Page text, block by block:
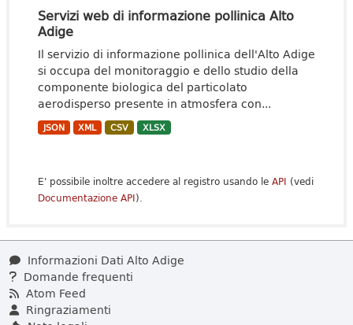
Servizi web di informazione pollinica Alto
Adige
Il servizio di informazione pollinica dell'Alto Adige
si occupa del monitoraggio e dello studio della
componente biologica del particolato
aerodisperso presente in atmosfera con...
JSON XML CSV XLSX
E' possibile inoltre accedere al registro usando le API (vedi
Documentazione API).
Informazioni Dati Alto Adige
Domande frequenti
Atom Feed
Ringraziamenti